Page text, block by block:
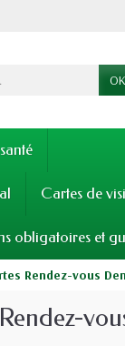
OK
Cartes de
obligatoires et
Rendez-vous